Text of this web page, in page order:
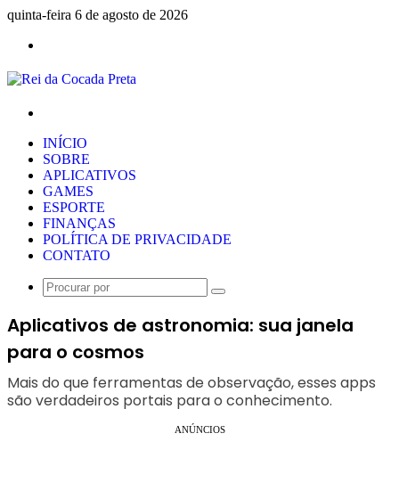
quinta-feira 6 de agosto de 2026
INÍCIO
SOBRE
APLICATIVOS
GAMES
ESPORTE
FINANÇAS
POLÍTICA DE PRIVACIDADE
CONTATO
Procurar
Aplicativos de astronomia: sua janela
para o cosmos
Mais do que ferramentas de observação, esses apps
são verdadeiros portais para o conhecimento.
ANÚNCIOS